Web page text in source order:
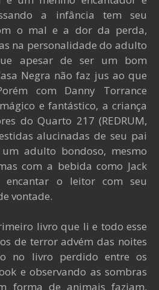
a infância tem seu
o mal e a dor da perda,
na personalidade do adulto
apesar de ser um bom
Negra não faz jus ao que
com Danny Torrance
e fantástico, a criança
do Quarto 217 (REDRUM,
alucinadas de seu pai
adulto bondoso, mesmo
com a bebida como Jack
encantar o leitor com seu
vontade.
livro que li e todo esse
de terror advém das noites
no livro perdido entre os
e observando as sombras
forma de animais faziam.